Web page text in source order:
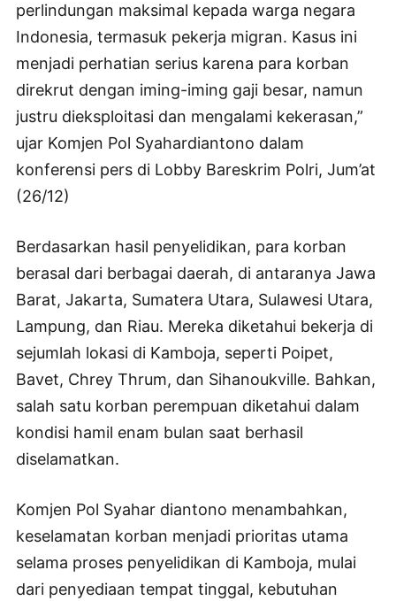
perlindungan maksimal kepada warga negara
Indonesia, termasuk pekerja migran. Kasus ini
menjadi perhatian serius karena para korban
direkrut dengan iming-iming gaji besar, namun
justru dieksploitasi dan mengalami kekerasan,”
ujar Komjen Pol Syahardiantono dalam
konferensi pers di Lobby Bareskrim Polri, Jum’at
(26/12)
Berdasarkan hasil penyelidikan, para korban
berasal dari berbagai daerah, di antaranya Jawa
Barat, Jakarta, Sumatera Utara, Sulawesi Utara,
Lampung, dan Riau. Mereka diketahui bekerja di
sejumlah lokasi di Kamboja, seperti Poipet,
Bavet, Chrey Thrum, dan Sihanoukville. Bahkan,
salah satu korban perempuan diketahui dalam
kondisi hamil enam bulan saat berhasil
diselamatkan.
Komjen Pol Syahar diantono menambahkan,
keselamatan korban menjadi prioritas utama
selama proses penyelidikan di Kamboja, mulai
dari penyediaan tempat tinggal, kebutuhan